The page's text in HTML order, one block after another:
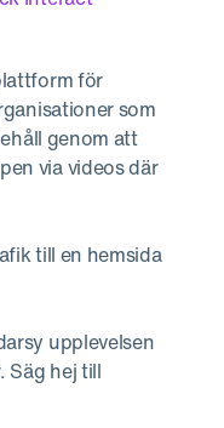
för
som
genom att
via videos där
till en hemsida
upplevelsen
Säg hej till